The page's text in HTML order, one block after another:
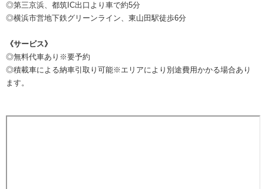
◎第三京浜、都筑IC出口より車で約5分
◎横浜市営地下鉄グリーンライン、東山田駅徒歩6分
《サービス》
◎無料代車あり※要予約
◎積載車による納車引取り可能※エリアにより別途費用かかる場合あり
ます。